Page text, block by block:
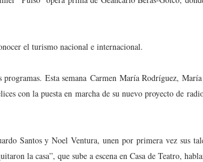
el turismo nacional e internacional.
programas. Esta semanaCarmen María Rodríguez,
con la puesta en marcha de su nuevo proyecto de
Santos y Noel Ventura, unen por primera vez sus
la casa”, que sube a escena en Casa de Teatro,